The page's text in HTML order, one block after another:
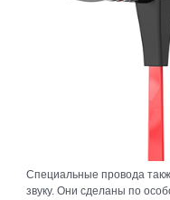
Специальные провода
звуку. Они сделаны по